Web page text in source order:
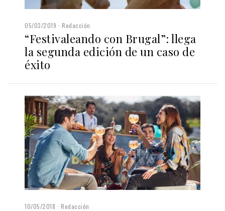
05/03/2019 Redacción
“Festivaleando con Brugal”: llega
la segunda edición de un caso de
éxito
10/05/2018 Redacción